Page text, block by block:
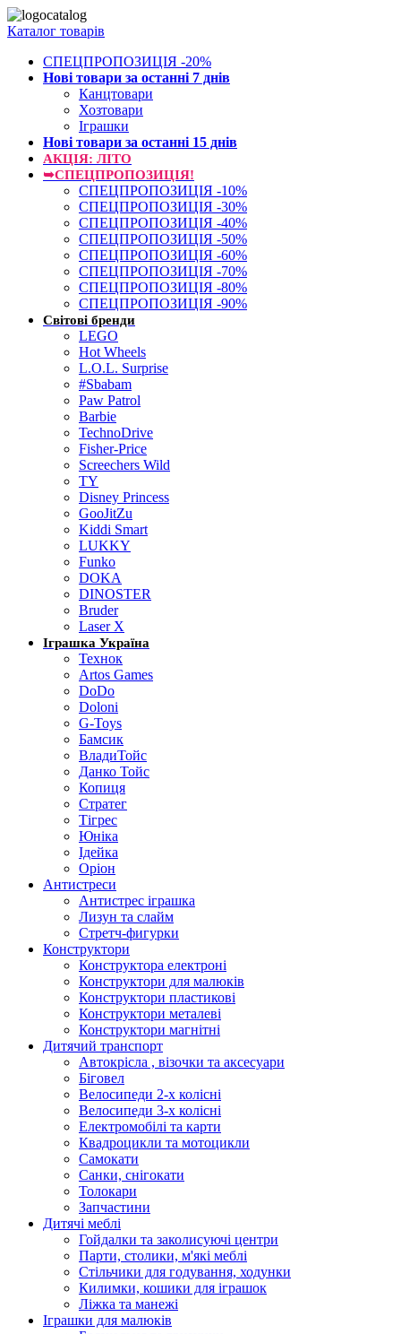
Каталог товарів
СПЕЦПРОПОЗИЦІЯ -20%
Нові товари за останнi 7 днiв
Канцтовари
Хозтовари
Іграшки
Нові товари за останнi 15 днiв
АКЦІЯ: ЛІТО
➥СПЕЦПРОПОЗИЦІЯ!
СПЕЦПРОПОЗИЦІЯ -10%
СПЕЦПРОПОЗИЦІЯ -30%
СПЕЦПРОПОЗИЦІЯ -40%
СПЕЦПРОПОЗИЦІЯ -50%
СПЕЦПРОПОЗИЦІЯ -60%
СПЕЦПРОПОЗИЦІЯ -70%
СПЕЦПРОПОЗИЦІЯ -80%
СПЕЦПРОПОЗИЦІЯ -90%
Світові бренди
LEGO
Hot Wheels
L.O.L. Surprise
#Sbabam
Paw Patrol
Barbie
TechnoDrive
Fisher-Price
Screechers Wild
TY
Disney Princess
GooJitZu
Kiddi Smart
LUKKY
Funko
DOKA
DINOSTER
Bruder
Laser X
Іграшка Україна
Технок
Artos Games
DoDo
Doloni
G-Toys
Бамсик
ВладиТойс
Данко Тойс
Копиця
Стратег
Тігрес
Юніка
Ідейка
Оріон
Антистреси
Антистрес іграшка
Лизун та слайм
Стретч-фигурки
Конструктори
Конструктора електроні
Конструктори для малюків
Конструктори пластикові
Конструктори металеві
Конструктори магнітні
Дитячий транспорт
Автокрісла , візочки та аксесуари
Біговел
Велосипеди 2-х колісні
Велосипеди 3-х колісні
Електромобілі та карти
Квадроцикли та мотоцикли
Самокати
Санки, снігокати
Толокари
Запчастини
Дитячі меблі
Гойдалки та заколисуючі центри
Парти, столики, м'які меблі
Стільчики для годування, ходунки
Килимки, кошики для іграшок
Ліжка та манежі
Іграшки для малюків